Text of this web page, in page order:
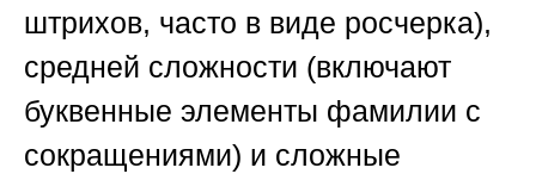
штрихов, часто в виде росчерка),
средней сложности (включают
буквенные элементы фамилии с
сокращениями) и сложные